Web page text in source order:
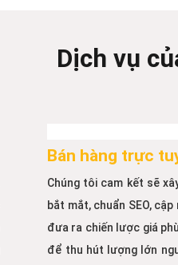
Dịch vụ
Bán hàng trực
Chúng tôi cam kết sẽ
bắt mắt, chuẩn SEO,
đưa ra chiến lược giá
để thu hút lượng lớn